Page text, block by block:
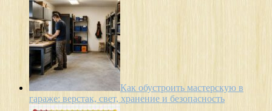
Как обустроить мастерскую в
гараже: верстак, свет, хранение и безопасность